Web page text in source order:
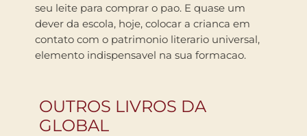
seu leite para comprar o pao. E quase um
dever da escola, hoje, colocar a crianca em
contato com o patrimonio literario universal,
elemento indispensavel na sua formacao.
OUTROS LIVROS DA
GLOBAL